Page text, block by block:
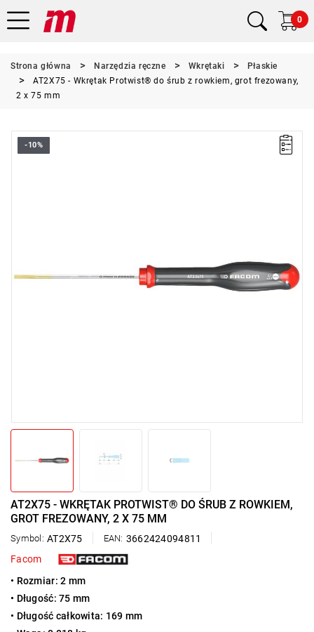
0
Strona główna Narzędzia ręczne Wkrętaki
Płaskie
AT2X75 - Wkrętak Protwist® do śrub z rowkiem, grot frezowany,
2 x 75 mm
-10%
AT2X75 - WKRĘTAK PROTWIST® DO ŚRUB Z ROWKIEM,
GROT FREZOWANY, 2 X 75 MM
Symbol: AT2X75 EAN: 3662424094811
Facom
• Rozmiar: 2 mm
• Długość: 75 mm
• Długość całkowita: 169 mm